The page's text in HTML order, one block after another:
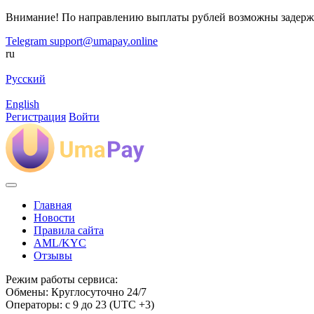
Внимание! По направлению выплаты рублей возможны
Telegram support@umapay.online
ru
Русский
English
Регистрация Войти
Главная
Новости
Правила сайта
AML/KYC
Отзывы
Режим работы сервиса:
Обмены: Круглосуточно 24/7
Операторы: с 9 до 23 (UTC +3)